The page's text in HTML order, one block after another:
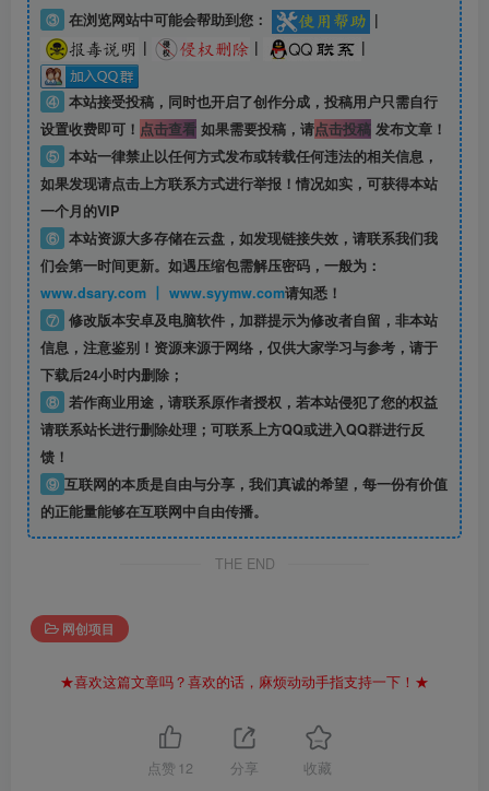
③ 在浏览网站中可能会帮助到您：
|
|
| |
④ 本站接受投稿，同时也开启了创作分成，投稿用户只需自行
设置收费即可！ 点击查看如果需要投稿，请点击投稿发布文章！
⑤ 本站一律禁止以任何方式发布或转载任何违法的相关信息，
如果发现请点击上方联系方式进行举报！情况如实，可获得本站
一个月的VIP
⑥ 本站资源大多存储在云盘，如发现链接失效，请联系我们我
们会第一时间更新。如遇压缩包需解压密码，一般为：
www.dsary.com 丨 www.syymw.com请知悉！
⑦ 修改版本安卓及电脑软件，加群提示为修改者自留， 非本站
信息，注意鉴别！资源来源于网络，仅供大家学习与参考，请于
下载后24小时内删除；
⑧ 若作商业用途，请联系原作者授权，若本站侵犯了您的权益
请联系站长进行删除处理；可联系上方QQ或进入QQ群进行反
馈！
⑨ 互联网的本质是自由与分享，我们真诚的希望，每一份有价值
的正能量能够在互联网中自由传播。
THE END
网创项目
★喜欢这篇文章吗？喜欢的话，麻烦动动手指支持一下！★
点赞 12 分享 收藏